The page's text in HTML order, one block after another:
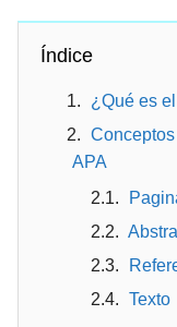
Índice
¿Qué es
APA
Texto